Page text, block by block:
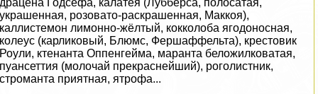
драцена Годсефа, калатея (Лубберса, полосатая,
украшенная, розовато-раскрашенная, Маккоя),
каллистемон лимонно-жёлтый, кокколоба ягодоносная,
колеус (карликовый, Блюмс, Фершаффельта), крестовик
Роули, ктенанта Оппенгeйма, маранта беложилковатая,
пуансеттия (молочай прекраснейший), роголистник,
строманта приятная, ятрофа...